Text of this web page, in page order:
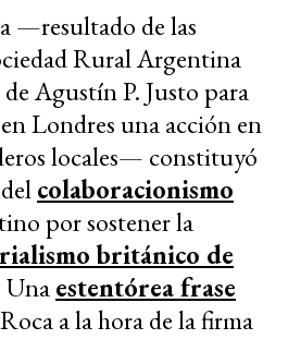
—resultado de las
Rural Argentina
Agustín P. Justo para
Londres una acción en
locales— constituyó
colaboracionismo
por sostener la
británico de
Unaestentórea frase
a la hora de la firma